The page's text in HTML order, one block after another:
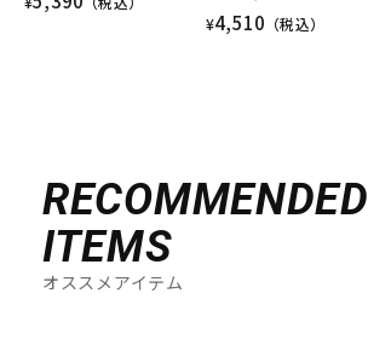
¥4,510 （税込）
RECOMMENDED
ITEMS
オススメアイテム